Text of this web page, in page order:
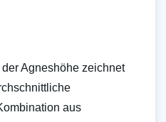
Agneshöhe zeichnet
aus